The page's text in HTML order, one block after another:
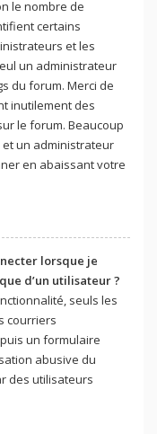
le nombre de
certains
et les
un administrateur
du forum. Merci de
inutilement des
le forum. Beaucoup
un administrateur
en abaissant votre
lorsque je
d’un utilisateur ?
seuls les
courriers
un formulaire
abusive du
des utilisateurs